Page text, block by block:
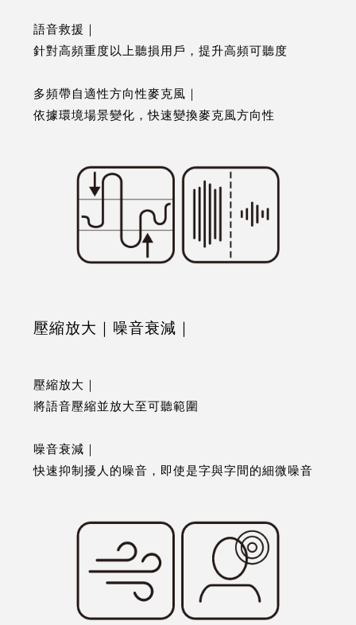
語音救援｜
針對高頻重度以上聽損用戶，提升高頻可聽度
多頻帶自適性方向性麥克風｜
依據環境場景變化，快速變換麥克風方向性
壓縮放大｜噪音衰減｜
壓縮放大｜
將語音壓縮並放大至可聽範圍
噪音衰減｜
快速抑制擾人的噪音，即使是字與字間的細微噪音